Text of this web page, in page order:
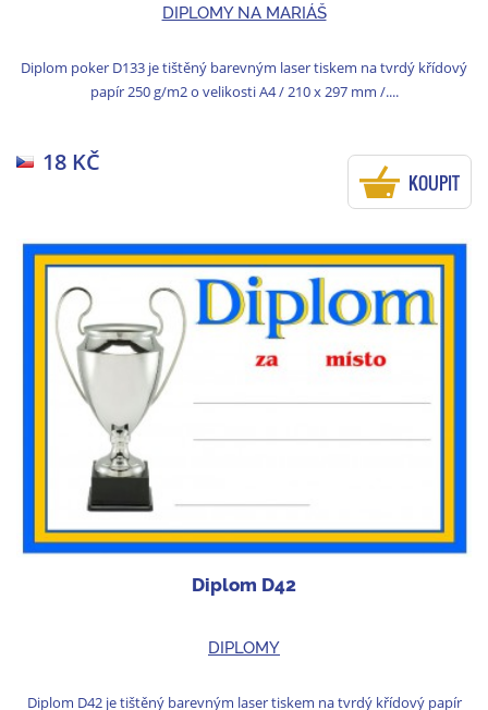
DIPLOMY NA MARIÁŠ
Diplom poker D133 je tištěný barevným laser tiskem na tvrdý křídový
papír 250 g/m2 o velikosti A4 / 210 x 297 mm /....
18 KČ
KOUPIT
Diplom D42
DIPLOMY
Diplom D42 je tištěný barevným laser tiskem na tvrdý křídový papír